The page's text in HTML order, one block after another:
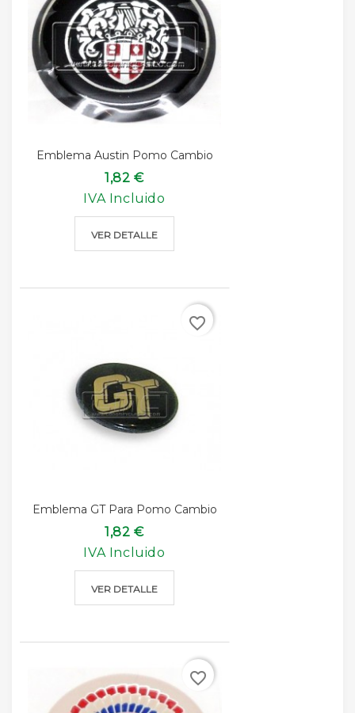
Emblema Austin Pomo Cambio
1,82 €
IVA Incluido
VER DETALLE
Emblema GT Para Pomo Cambio
1,82 €
IVA Incluido
VER DETALLE
favorite_border
favorite_border